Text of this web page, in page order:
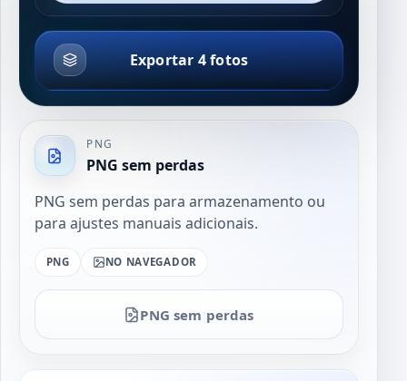
Exportar 4 fotos
PNG
PNG sem perdas
PNG sem perdas para armazenamento ou
para ajustes manuais adicionais.
PNG NO NAVEGADOR
PNG sem perdas